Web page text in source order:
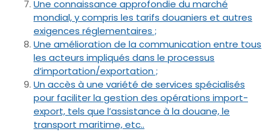
Une connaissance approfondie du marché
mondial, y compris les tarifs douaniers et autres
exigences réglementaires ;
Une amélioration de la communication entre tous
les acteurs impliqués dans le processus
d’importation/exportation ;
Un accès à une variété de services spécialisés
pour faciliter la gestion des opérations import-
export, tels que l’assistance à la douane, le
transport maritime, etc..